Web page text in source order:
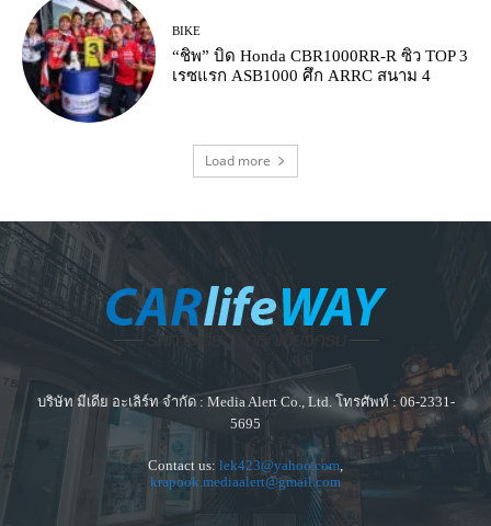
BIKE
“ชิพ” บิด Honda CBR1000RR-R ซิว TOP 3
เรซแรก ASB1000 ศึก ARRC สนาม 4
Load more
บริษัท มีเดีย อะเลิร์ท จำกัด : Media Alert Co., Ltd. โทรศัพท์ : 06-2331-
5695
Contact us: lek423@yahoo.com
krapook.mediaalert@gmail.com